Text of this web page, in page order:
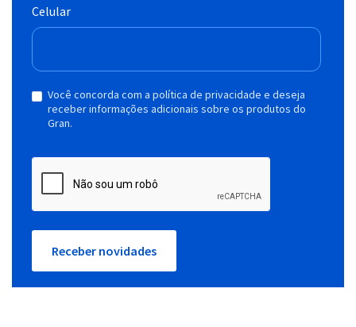
Celular
Você concorda com a política de privacidade e deseja
receber informações adicionais sobre os produtos do
Gran.
Receber novidades